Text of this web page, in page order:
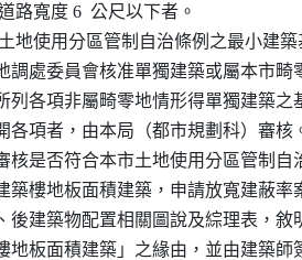
接道路寬度 6  公尺以下者。
本市土地使用分區管制自治條例之最小建
畸零地調處委員會核准單獨建築或屬本市
四條所列各項非屬畸零地情形得單獨建築
開各項者，由本局（都市規劃科）審核
續審核是否符合本市土地使用分區管制
之建築樓地板面積建築，申請放寬建蔽
前、後建築物配置相關圖說及綜理表，
築樓地板面積建築」之緣由，並由建築